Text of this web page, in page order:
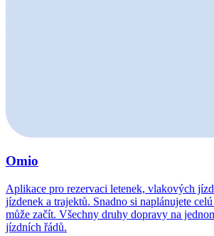
Omio
Aplikace pro rezervaci letenek, vlakových
jízdenek a trajektů. Snadno si naplánujete
může začít. Všechny druhy dopravy na
jízdních řádů.